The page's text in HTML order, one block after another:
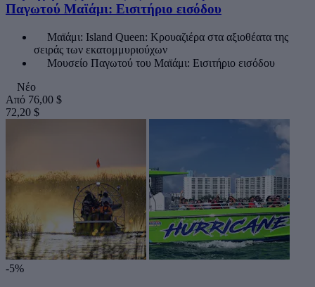
Παγωτού Μαϊάμι: Εισιτήριο εισόδου
Μαϊάμι: Island Queen: Κρουαζιέρα στα αξιοθέατα της
σειράς των εκατομμυριούχων
Μουσείο Παγωτού του Μαϊάμι: Εισιτήριο εισόδου
Νέο
Από 76,00 $
72,20 $
-5%